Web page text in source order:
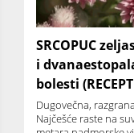
SRCOPUC
i
bolesti
Dugovečna,
Najčešće raste na